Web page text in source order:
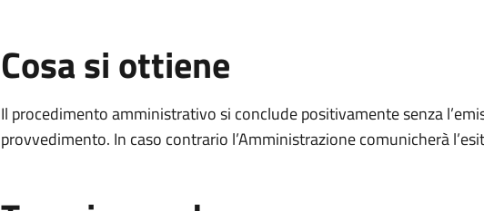
Cosa si ottiene
Il procedimento amministrativo si conclude positivamente senza
provvedimento. In caso contrario l’Amministrazione comunicherà